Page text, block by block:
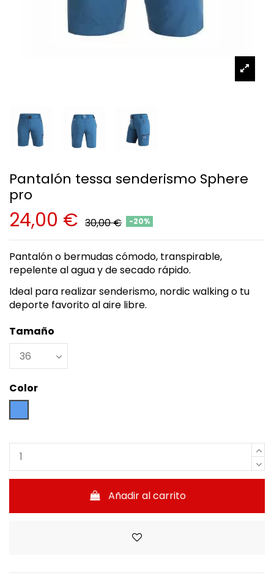
Pantalón tessa senderismo Sphere
pro
24,00 € 30,00 € -20%
Pantalón o bermudas cómodo, transpirable,
repelente al agua y de secado rápido.
Ideal para realizar senderismo, nordic walking o tu
deporte favorito al aire libre.
Tamaño
Color
Añadir al carrito